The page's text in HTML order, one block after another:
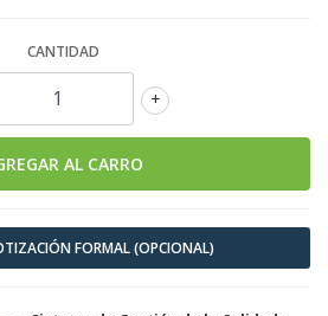
CANTIDAD
+
FORMAL (OPCIONAL)